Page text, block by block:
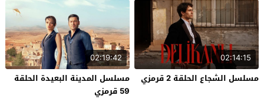
02:14:15
مسلسل الشجاع الحلقة 2 قرمزي
02:19:42
مسلسل المدينة البعيدة الحلقة
59 قرمزي